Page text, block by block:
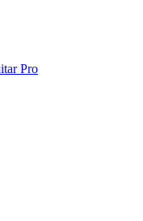
Pro